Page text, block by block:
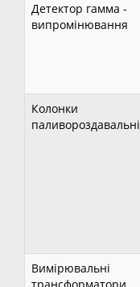
Детектор гамма -
випромінювання
Колонки
паливороздавальні
Вимірювальні